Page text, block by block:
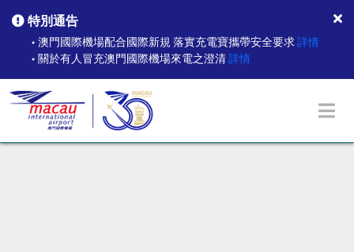
特別通告
● 澳門國際機場配合國際新規 落實充電寶攜帶安全要求詳情
● 關於有人冒充澳門國際機場來電之澄清詳情